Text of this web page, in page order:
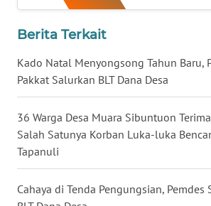
Berita Terkait
Kado Natal Menyongsong Tahun Baru,
Pakkat Salurkan BLT Dana Desa
36 Warga Desa Muara Sibuntuon Terima
Salah Satunya Korban Luka-luka
Tapanuli
Cahaya di Tenda Pengungsian,
WN
WN
KALSEL
WN
KALTIM
WN
SULSEL